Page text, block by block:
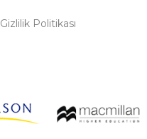
Gizlilik Politikası